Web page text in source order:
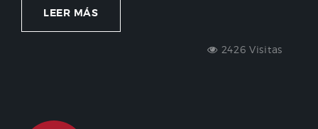
LEER MÁS
2426 Visitas